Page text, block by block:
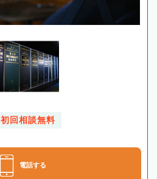
初回相談無料
電話する